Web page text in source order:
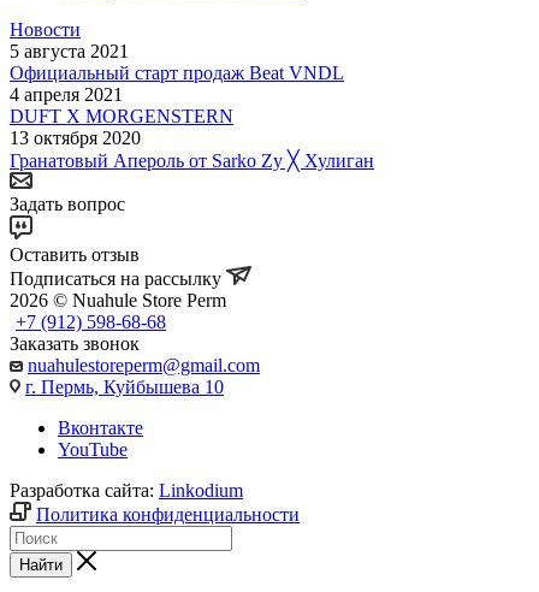
Новости
5 августа 2021
Официальный старт продаж Beat VNDL
4 апреля 2021
DUFT X MORGENSTERN
13 октября 2020
Гранатовый Апероль от Sarko Zy ╳ Хулиган
Задать вопрос
Оставить отзыв
Подписаться на рассылку
2026 © Nuahule Store Perm
+7 (912) 598-68-68
Заказать звонок
nuahulestoreperm@gmail.com
г. Пермь, Куйбышева 10
Вконтакте
YouTube
Разработка сайта: Linkodium
Политика конфиденциальности
Найти